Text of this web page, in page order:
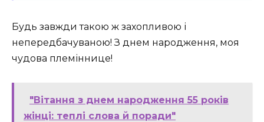
Будь завжди такою ж захопливою і
непередбачуваною! З днем народження, моя
чудова племіннице!
"Вітання з днем народження 55 років
жінці: теплі слова й поради"